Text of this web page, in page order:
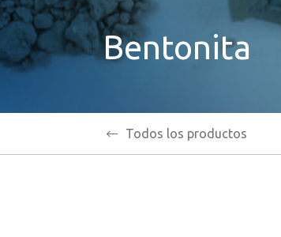
Bentonita
Todos los productos